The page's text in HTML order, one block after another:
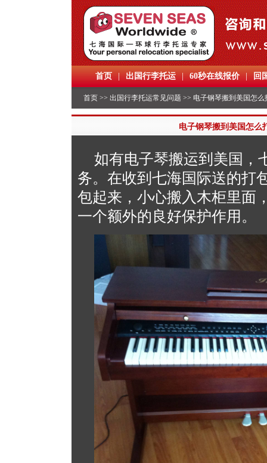
首页 | 出国行李托运 | 60秒在线报价 | 回
首页 >> 出国行李托运常见问题 >> 电子钢琴搬到美国怎
电子钢琴搬到美国怎么
如有电子琴搬运到美国，
务。在收到七海国际送的打
包起来，小心搬入木柜里面
一个额外的良好保护作用。